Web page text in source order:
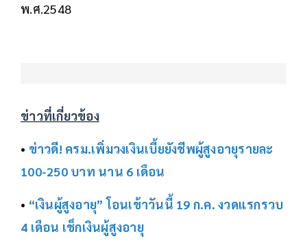
พ.ศ.2548
ข่าวที่เกี่ยวข้อง
• ข่าวดี! ครม.เพิ่มวงเงินเบี้ยยังชีพผู้สูงอายุรายละ
100-250 บาท นาน 6 เดือน
• “เงินผู้สูงอายุ” โอนเข้าวันนี้ 19 ก.ค. งวดแรกรวบ
4 เดือน เช็กเงินผู้สูงอายุ